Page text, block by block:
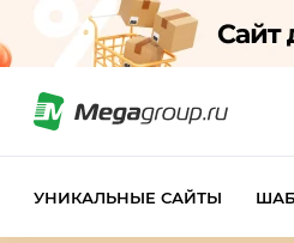
УНИКАЛЬНЫЕ САЙТЫ